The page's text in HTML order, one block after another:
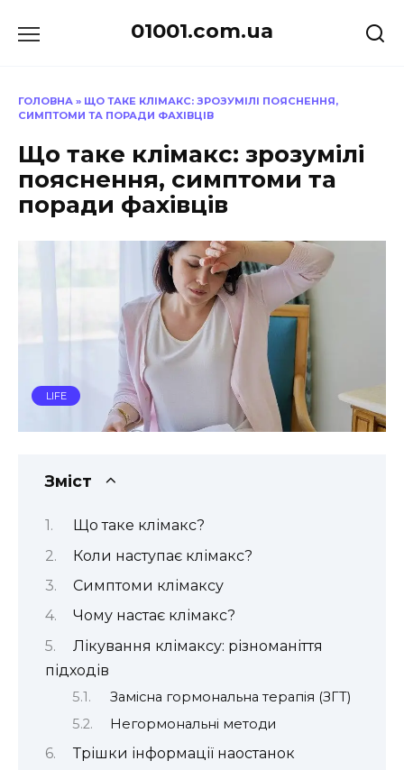
до
01001.com.ua
ГОЛОВНА » ЩО ТАКЕ КЛІМАКС: ЗРОЗУМІЛІ ПОЯСНЕННЯ,
СИМПТОМИ ТА ПОРАДИ ФАХІВЦІВ
Що таке клімакс: зрозумілі
пояснення, симптоми та
поради фахівців
LIFE
Зміст
Що таке клімакс?
Коли наступає клімакс?
Симптоми клімаксу
Чому настає клімакс?
Лікування клімаксу: різноманіття
підходів
Замісна гормональна терапія (ЗГТ)
Негормональні методи
Трішки інформації наостанок